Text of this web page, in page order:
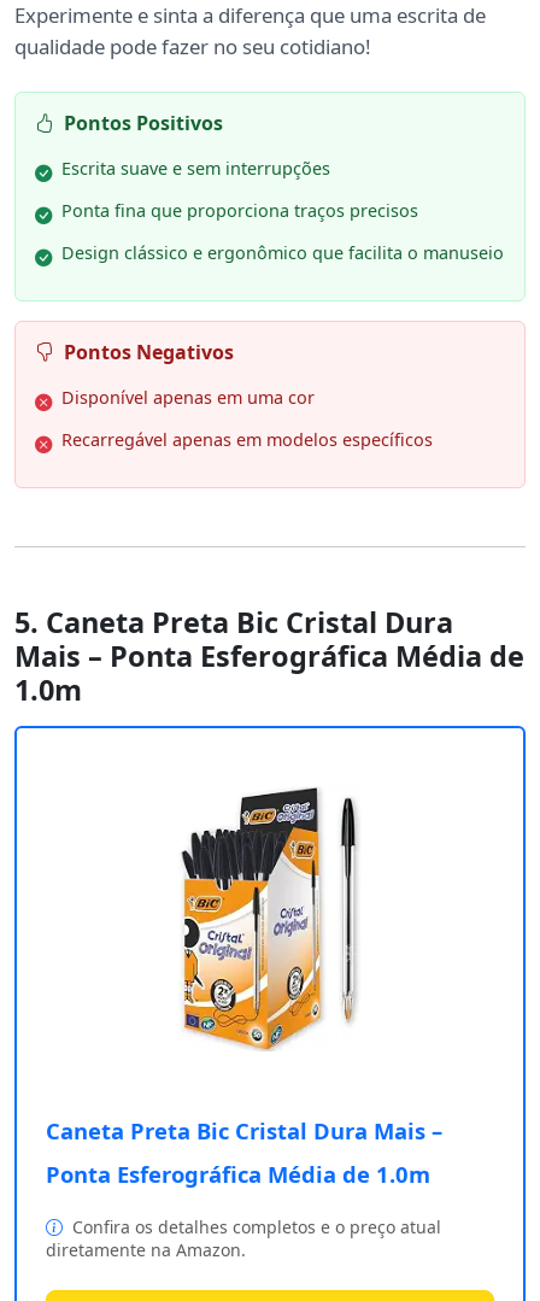
Experimente e sinta a diferença que uma escrita de
qualidade pode fazer no seu cotidiano!
Pontos Positivos
Escrita suave e sem interrupções
Ponta fina que proporciona traços precisos
Design clássico e ergonômico que facilita o manuseio
Pontos Negativos
Disponível apenas em uma cor
Recarregável apenas em modelos específicos
5. Caneta Preta Bic Cristal Dura
Mais – Ponta Esferográfica Média de
1.0m
Caneta Preta Bic Cristal Dura Mais –
Ponta Esferográfica Média de 1.0m
Confira os detalhes completos e o preço atual
diretamente na Amazon.